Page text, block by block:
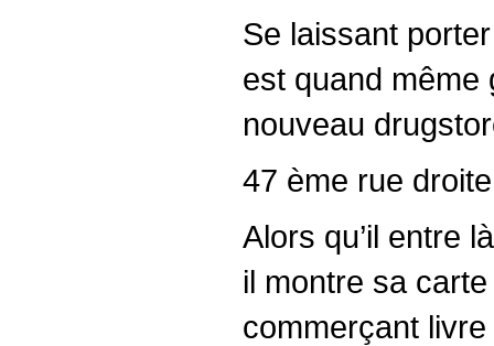
Se laissant
est quand même
nouveau
47 ème rue
Alors qu’il entre
il montre sa
commerçant